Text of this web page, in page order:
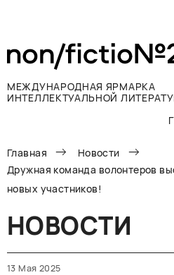
МЕЖДУНАРОДНАЯ ЯРМАРКА
ИНТЕЛЛЕКТУАЛЬНОЙ
Принять участие
Участникам
Посетителям
Программа
Прессе
Главная
Новости
Дружная команда волонтеров
новых участников!
НОВОСТИ
13 Мая 2025